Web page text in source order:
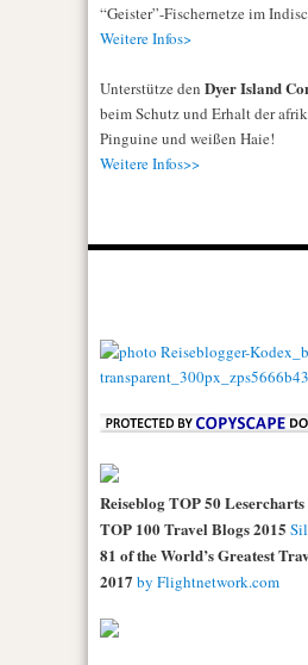
“Geister”-Fischernetze im
Weitere Infos>
Unterstütze den Dyer Island
beim Schutz und Erhalt der
Pinguine und weißen Haie!
Weitere Infos>>
Reiseblog TOP 50 Lesercharts
TOP 100 Travel Blogs 2015
81 of the World’s Greatest
2017 by Flightnetwork.com